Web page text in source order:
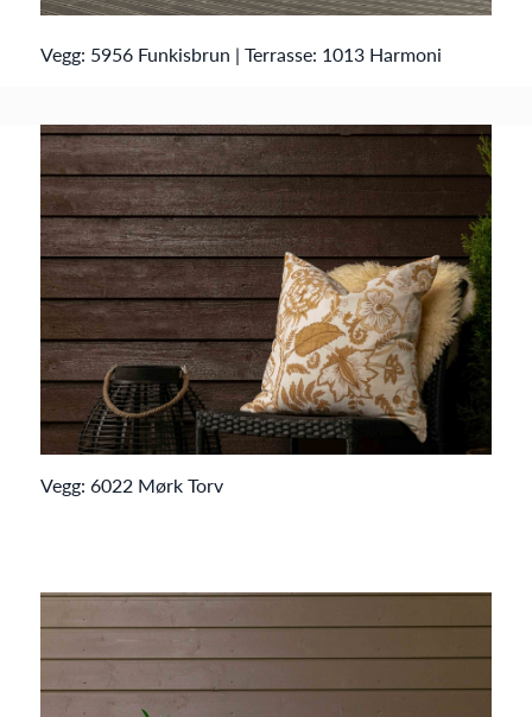
Vegg: 5956 Funkisbrun | Terrasse: 1013 Harmoni
Vegg: 6022 Mørk Torv